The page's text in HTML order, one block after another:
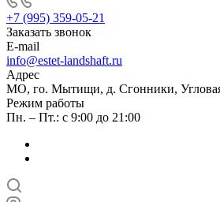
+7 (995) 359-05-21
Заказать звонок
E-mail
info@estet-landshaft.ru
Адрес
МО, го. Мытищи, д. Сгонники,
Режим работы
Пн. – Пт.: с 9:00 до 21:00